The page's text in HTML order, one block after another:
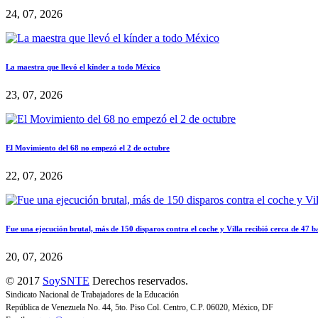
24, 07, 2026
La maestra que llevó el kínder a todo México
23, 07, 2026
El Movimiento del 68 no empezó el 2 de octubre
22, 07, 2026
Fue una ejecución brutal, más de 150 disparos contra el coche y Villa recibió cerca de 47
20, 07, 2026
© 2017 SoySNTE Derechos reservados.
Sindicato Nacional de Trabajadores de la Educación
República de Venezuela No. 44, 5to. Piso Col. Centro, C.P. 06020, México, DF